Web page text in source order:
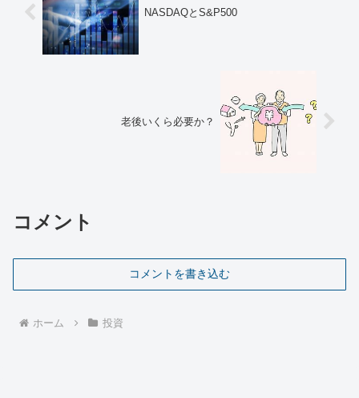
NASDAQとS&P500
老後いくら必要か？
コメント
コメントを書き込む
ホーム 投資